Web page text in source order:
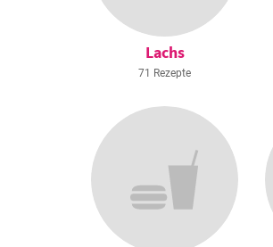
Lachs
71 Rezepte